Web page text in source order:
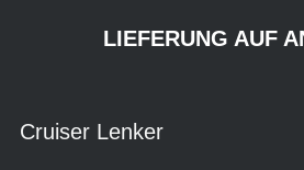
LIEFERUNG AUF
Cruiser Lenker